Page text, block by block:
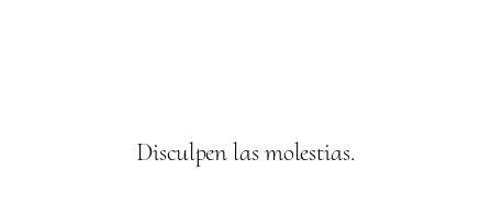
Disculpen las molestias.